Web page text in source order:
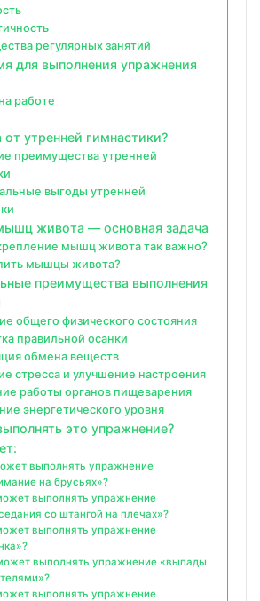
регулярных занятий
для выполнения упражнения
работе
от утренней гимнастики?
преимущества утренней
выгоды утренней
живота — основная задача
мышц живота так важно?
мышцы живота?
преимущества выполнения
общего физического состояния
правильной осанки
обмена веществ
стресса и улучшение настроения
работы органов пищеварения
энергетического уровня
это упражнение?
выполнять упражнение
на брусьях»?
выполнять упражнение
со штангой на плечах»?
выполнять упражнение
выполнять упражнение «выпады
выполнять упражнение